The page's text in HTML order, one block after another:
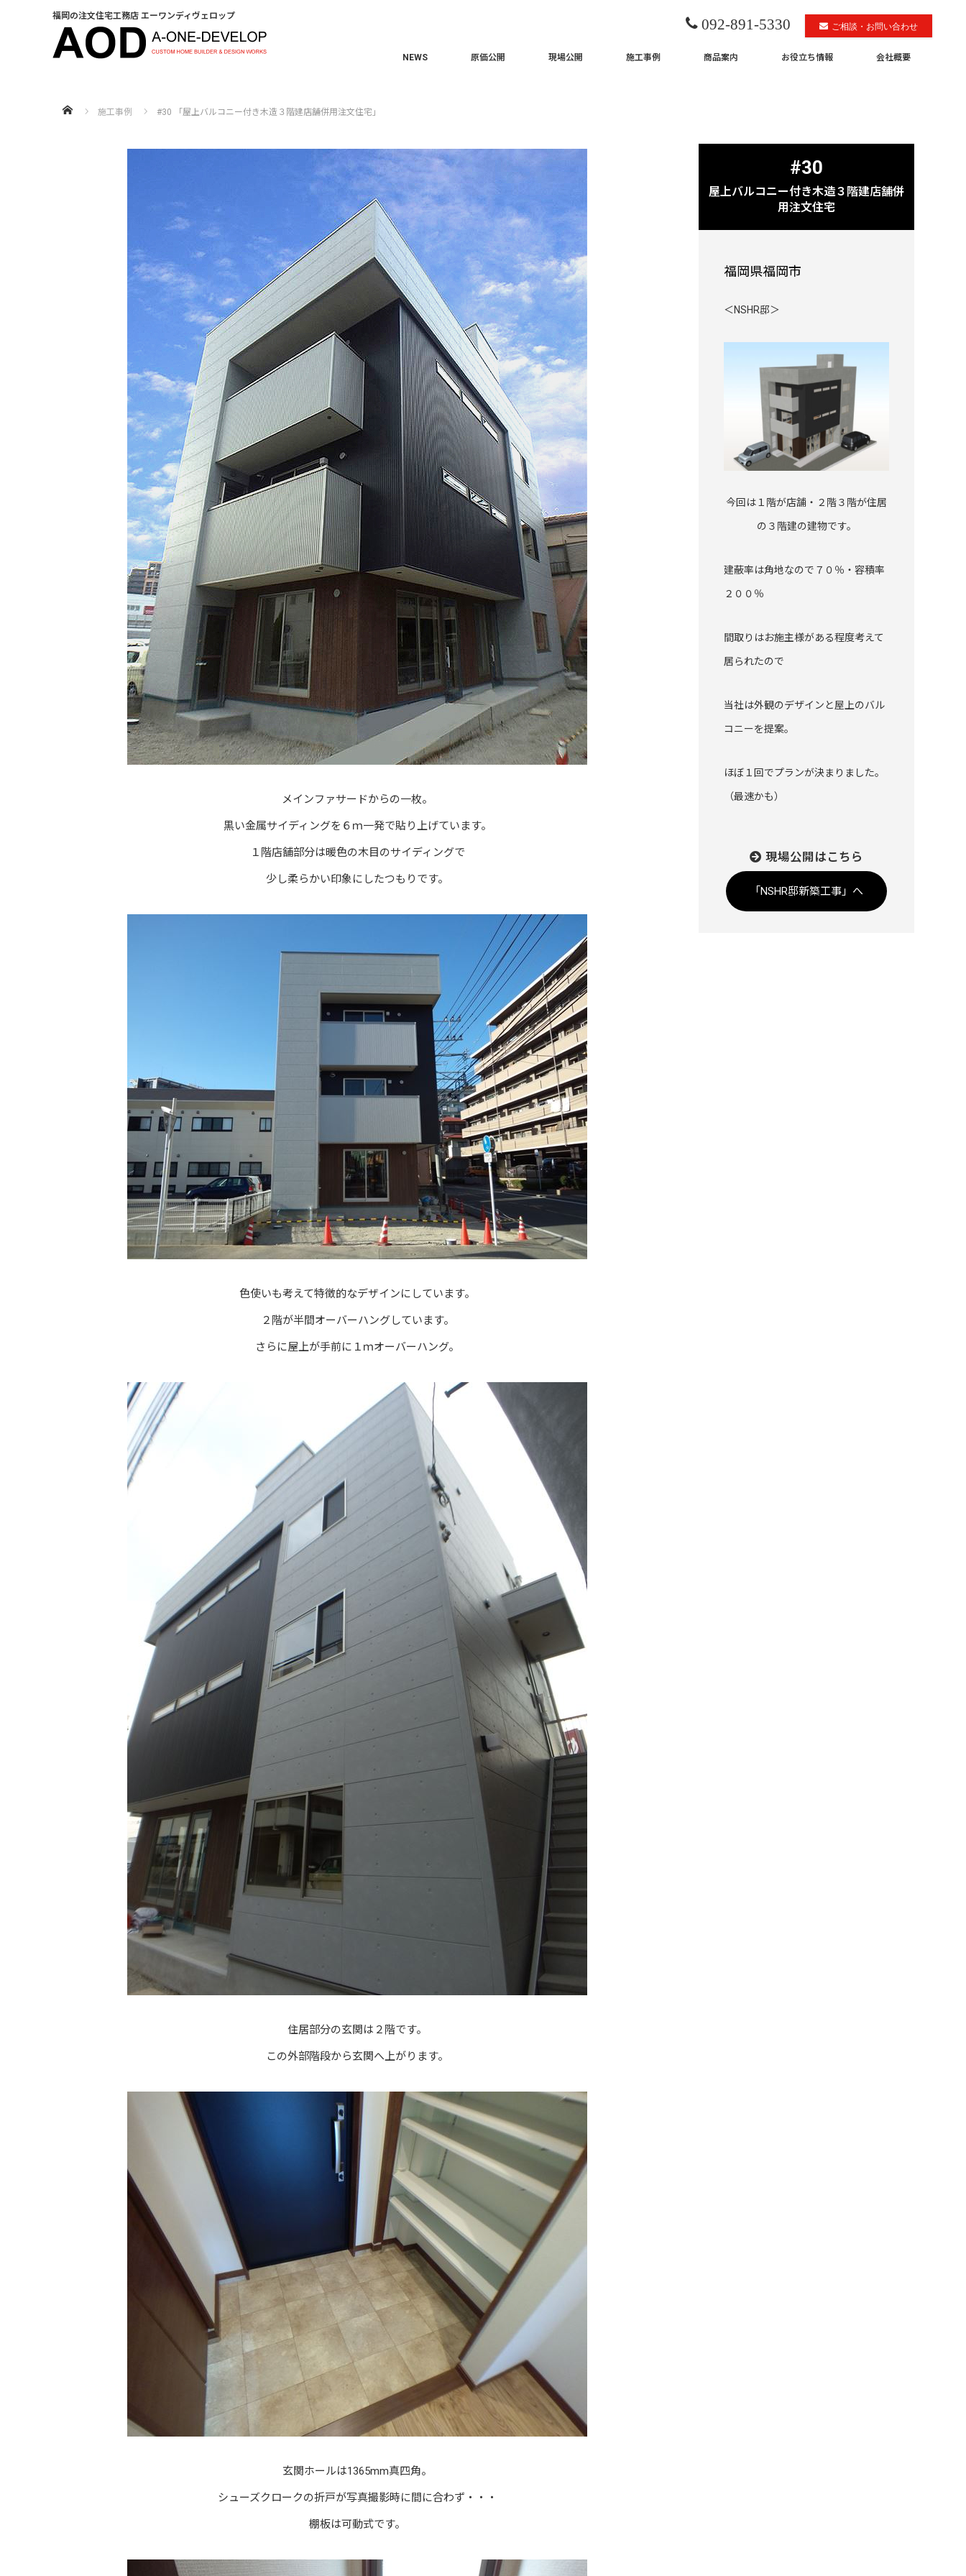
福岡の注文住宅工務店 エーワンディヴェロップ 092-891-5330 ご相談・お問い合わせ
NEWS 原価公開 現場公開 施工事例 商品案内 お役立ち情報 会社概要
福岡の注文住宅なら【株式会社エーワンディヴェロップ】
施工事例 #30 「屋上バルコニー付き木造３階建店舗併用注文住宅」
#30
屋上バルコニー付き木造３階建店舗併
用注文住宅
福岡県福岡市
＜NSHR邸＞
今回は１階が店舗・２階３階が住居
の３階建の建物です。
建蔽率は角地なので７０％・容積率
２００％
間取りはお施主様がある程度考えて
居られたので
当社は外観のデザインと屋上のバル
コニーを提案。
ほぼ１回でプランが決まりました。
（最速かも）
現場公開はこちら
「NSHR邸新築工事」へ
メインファサードからの一枚。
黒い金属サイディングを６ｍ一発で貼り上げています。
１階店舗部分は暖色の木目のサイディングで
少し柔らかい印象にしたつもりです。
色使いも考えて特徴的なデザインにしています。
２階が半間オーバーハングしています。
さらに屋上が手前に１ｍオーバーハング。
住居部分の玄関は２階です。
この外部階段から玄関へ上がります。
玄関ホールは1365mm真四角。
シューズクロークの折戸が写真撮影時に間に合わず・・・
棚板は可動式です。